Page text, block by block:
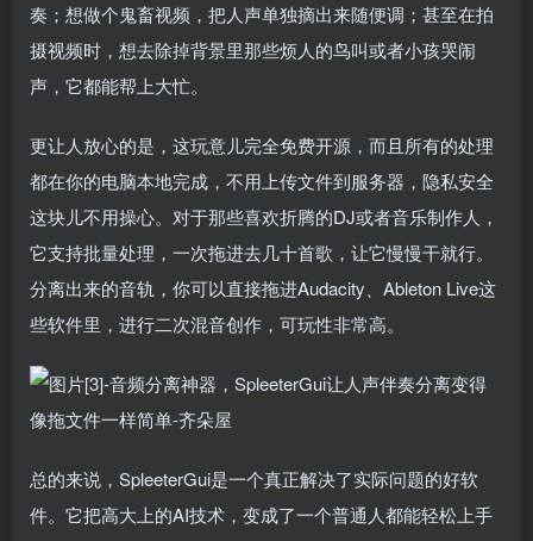
奏；想做个鬼畜视频，把人声单独摘出来随便调；甚至在拍
摄视频时，想去除掉背景里那些烦人的鸟叫或者小孩哭闹
声，它都能帮上大忙。
更让人放心的是，这玩意儿完全免费开源，而且所有的处理
都在你的电脑本地完成，不用上传文件到服务器，隐私安全
这块儿不用操心。对于那些喜欢折腾的DJ或者音乐制作人，
它支持批量处理，一次拖进去几十首歌，让它慢慢干就行。
分离出来的音轨，你可以直接拖进Audacity、Ableton Live这
些软件里，进行二次混音创作，可玩性非常高。
总的来说，SpleeterGui是一个真正解决了实际问题的好软
件。它把高大上的AI技术，变成了一个普通人都能轻松上手